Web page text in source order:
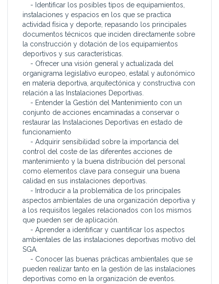
- Identificar los posibles tipos de equipamientos,
instalaciones y espacios en los que se practica
actividad física y deporte, repasando los principales
documentos técnicos que inciden directamente sobre
la construcción y dotación de los equipamientos
deportivos y sus características.
- Ofrecer una visión general y actualizada del
organigrama legislativo europeo, estatal y autonómico
en materia deportiva, arquitectónica y constructiva con
relación a las Instalaciones Deportivas.
- Entender la Gestión del Mantenimiento con un
conjunto de acciones encaminadas a conservar o
restaurar las Instalaciones Deportivas en estado de
funcionamiento
- Adquirir sensibilidad sobre la importancia del
control del coste de las diferentes acciones de
mantenimiento y la buena distribución del personal
como elementos clave para conseguir una buena
calidad en sus instalaciones deportivas.
- Introducir a la problemática de los principales
aspectos ambientales de una organización deportiva y
a los requisitos legales relacionados con los mismos
que pueden ser de aplicación.
- Aprender a identificar y cuantificar los aspectos
ambientales de las instalaciones deportivas motivo del
SGA.
- Conocer las buenas prácticas ambientales que se
pueden realizar tanto en la gestión de las instalaciones
deportivas como en la organización de eventos.